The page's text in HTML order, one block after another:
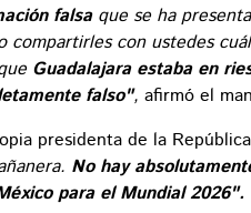
falsaque se ha
compartirles con ustedes
Guadalajara estaba en
falso", afirmó el
presidenta de la
No hay
para el Mundial 2026".